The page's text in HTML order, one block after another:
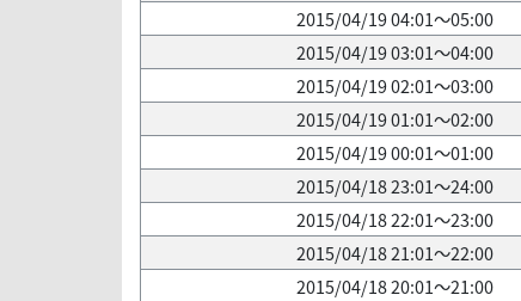
2015/04/19 04:01～05:00
2015/04/19 03:01～04:00
2015/04/19 02:01～03:00
2015/04/19 01:01～02:00
2015/04/19 00:01～01:00
2015/04/18 23:01～24:00
2015/04/18 22:01～23:00
2015/04/18 21:01～22:00
2015/04/18 20:01～21:00